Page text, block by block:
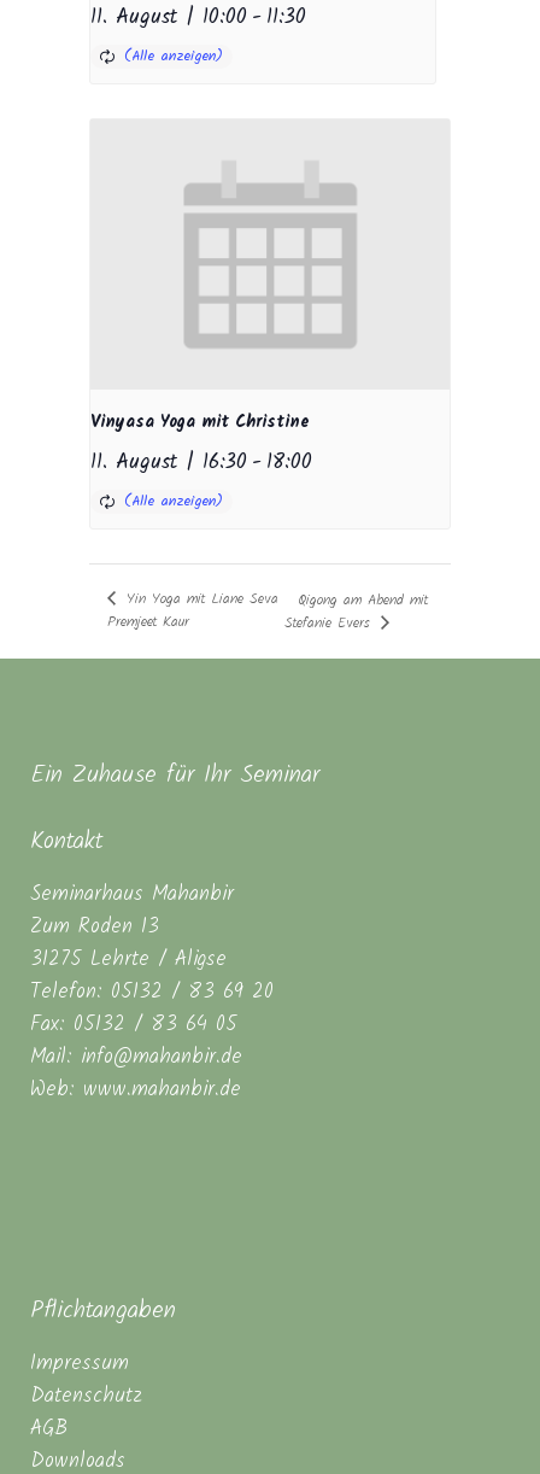
11. August | 10:00 -11:30
Vinyasa Yoga mit Christine
11. August | 16:30 -18:00
Yin Yoga mit Liane Seva
Premjeet Kaur
Qigong am Abend mit
Stefanie Evers
Ein Zuhause für Ihr Seminar
Kontakt
Seminarhaus Mahanbir
Zum Roden 13
31275 Lehrte / Aligse
Telefon: 05132 / 83 69 20
Fax: 05132 / 83 64 05
Mail: info@mahanbir.de
Web: www.mahanbir.de
Pflichtangaben
Impressum
Datenschutz
AGB
Downloads